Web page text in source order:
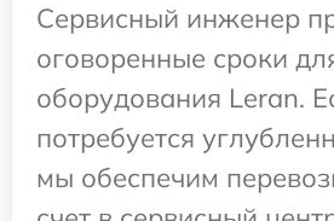
Сервисный инженер
оговоренные сроки
оборудования Leran.
потребуется
мы обеспечим